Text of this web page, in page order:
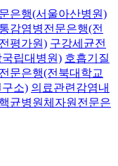
은행(서울아산병원)
감염병전문은행(전
평가원) 구강세균전
립대병원) 호흡기질
문은행(전북대학교
구소) 의료관련감염내
균병원체자원전문은